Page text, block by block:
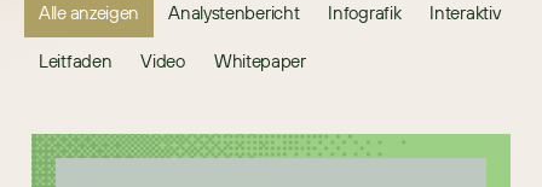
Alle anzeigen Analystenbericht Infografik Interaktiv
Leitfaden Video Whitepaper